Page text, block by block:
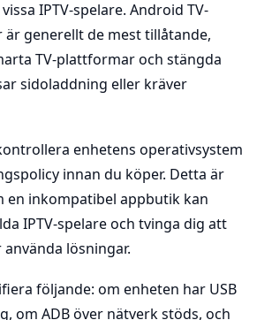
IPTV-spelare. Android TV-
är generellt de mest tillåtande,
TV-plattformar och stängda
sidoladdning eller kräver
enhetens operativsystem
innan du köper. Detta är
en inkompatibel appbutik kan
IPTV-spelare och tvinga dig att
lösningar.
följande: om enheten har USB
om ADB över nätverk stöds, och